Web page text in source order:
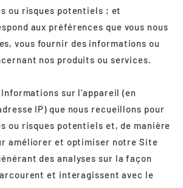
ou risques potentiels ; et
aux préférences que vous nous
vous fournir des informations ou
nos produits ou services.
sur l'appareil (en
IP) que nous recueillons pour
ou risques potentiels et, de manière
améliorer et optimiser notre Site
des analyses sur la façon
et interagissent avec le